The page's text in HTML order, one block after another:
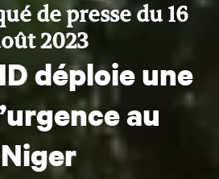
de presse du 16
2023
déploie une
au
Niger